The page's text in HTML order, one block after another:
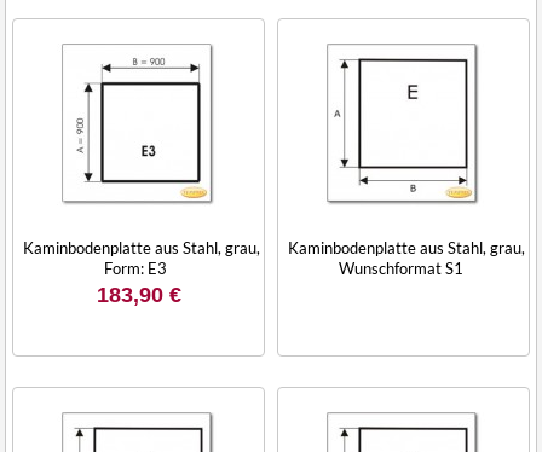
Kaminbodenplatte aus Stahl, grau,
Form: E3
183,90 €
Kaminbodenplatte aus Stahl, grau,
Wunschformat S1